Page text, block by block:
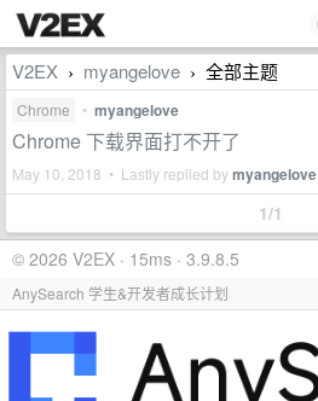
V2EX › myangelove › 全部主题
Chrome • myangelove
Chrome 下载界面打不开了
May 10, 2018 • Lastly replied bymyangelove
1/1
© 2026 V2EX · 15ms · 3.9.8.5
AnySearch 学生&开发者成长计划